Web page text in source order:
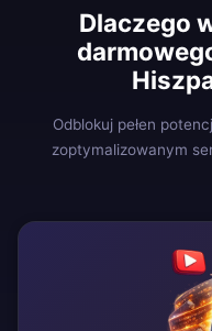
Dlaczego
Odblokuj pełen
zoptymalizowanym